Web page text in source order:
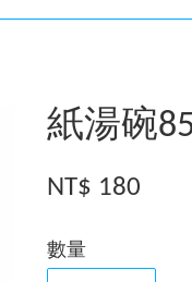
紙湯碗
NT$ 180
數量